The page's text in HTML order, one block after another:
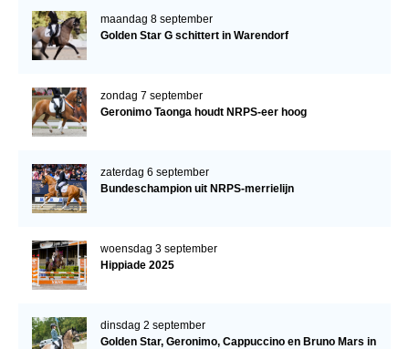
maandag 8 september
Golden Star G schittert in Warendorf
zondag 7 september
Geronimo Taonga houdt NRPS-eer hoog
zaterdag 6 september
Bundeschampion uit NRPS-merrielijn
woensdag 3 september
Hippiade 2025
dinsdag 2 september
Golden Star, Geronimo, Cappuccino en Bruno Mars in